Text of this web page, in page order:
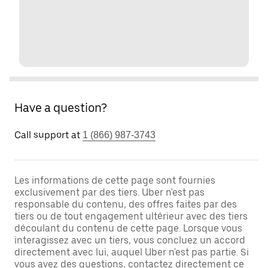
Have a question?
Call support at 1 (866) 987-3743
Les informations de cette page sont fournies
exclusivement par des tiers. Uber n'est pas
responsable du contenu, des offres faites par des
tiers ou de tout engagement ultérieur avec des tiers
découlant du contenu de cette page. Lorsque vous
interagissez avec un tiers, vous concluez un accord
directement avec lui, auquel Uber n'est pas partie. Si
vous avez des questions, contactez directement ce